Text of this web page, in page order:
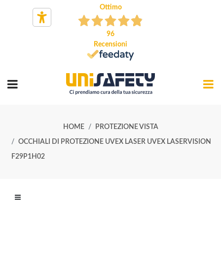
Ottimo
96
Recensioni
HOME PROTEZIONE VISTA
OCCHIALI DI PROTEZIONE UVEX LASER UVEX LASERVISION
F29P1H02